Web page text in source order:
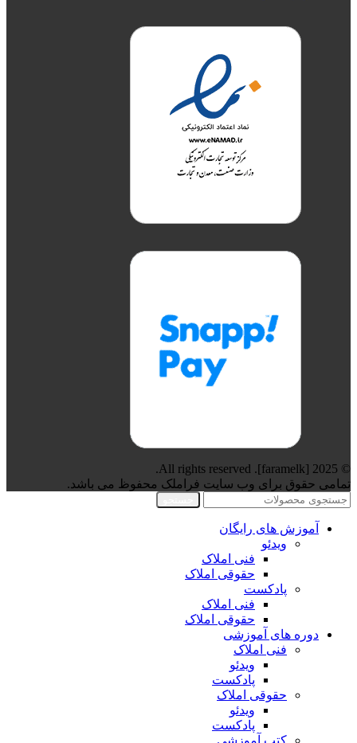
© 2025 [faramelk]. All rights reserved.
تمامی حقوق برای وب سایت فراملک محفوظ می باشد.
آموزش های رایگان
ویدئو
فنی املاک
حقوقی املاک
پادکست
فنی املاک
حقوقی املاک
دوره های آموزشی
فنی املاک
ویدئو
پادکست
حقوقی املاک
ویدئو
پادکست
کتب آموزشی